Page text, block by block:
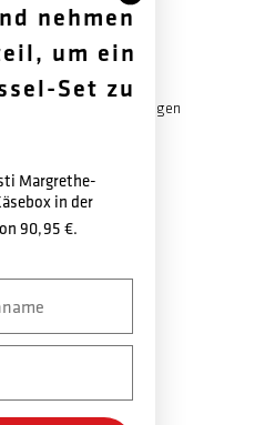
Geschichte
Garantiebestimmungen
nehmen
um ein
Set zu
Margrethe-
in der
90,95 €.